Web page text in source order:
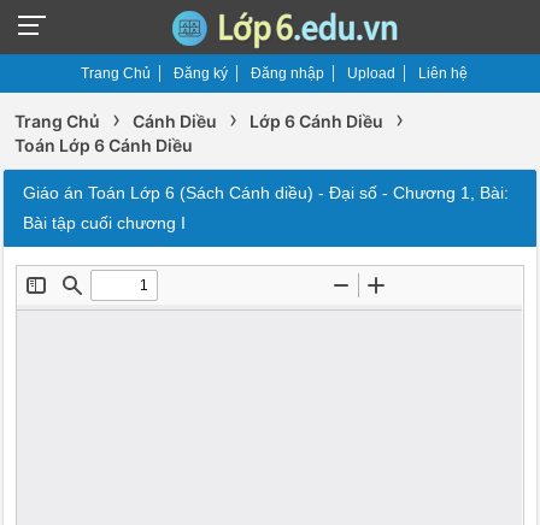
Trang Chủ Đăng ký Đăng nhập Upload Liên hệ
Trang Chủ › Cánh Diều › Lớp 6 Cánh Diều ›
Toán Lớp 6 Cánh Diều
Giáo án Toán Lớp 6 (Sách Cánh diều) - Đại số - Chương 1, Bài:
Bài tập cuối chương I